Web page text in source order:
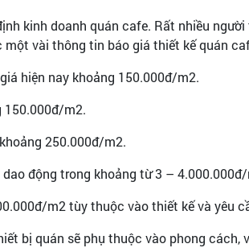
kinh doanh quán cafe. Rất nhiều
vài thông tin báo giá thiết kế quán
hiện nay khoảng 150.000đ/m2.
150.000đ/m2.
250.000đ/m2.
động trong khoảng từ 3 –
m2 tùy thuộc vào thiết kế và yêu
bị quán sẽ phụ thuộc vào phong